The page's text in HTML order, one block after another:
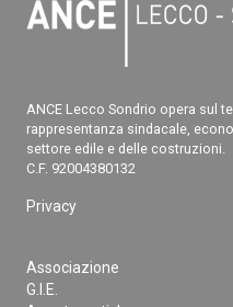
ANCE Lecco Sondrio opera sul
rappresentanza sindacale,
settore edile e delle costruzioni.
C.F. 92004380132
Privacy
Associazione
G.I.E.